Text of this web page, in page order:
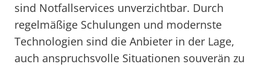
sind Notfallservices unverzichtbar. Durch
regelmäßige Schulungen und modernste
Technologien sind die Anbieter in der Lage,
auch anspruchsvolle Situationen souverän zu